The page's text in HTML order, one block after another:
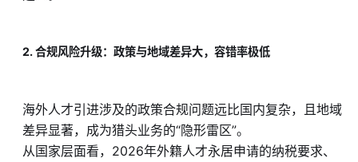
2. 合规风险升级：政策与地域差异大，容错率极低
海外人才引进涉及的政策合规问题远比国内复杂，且地域
差异显著，成为猎头业务的“隐形雷区”。
从国家层面看，2026年外籍人才永居申请的纳税要求、